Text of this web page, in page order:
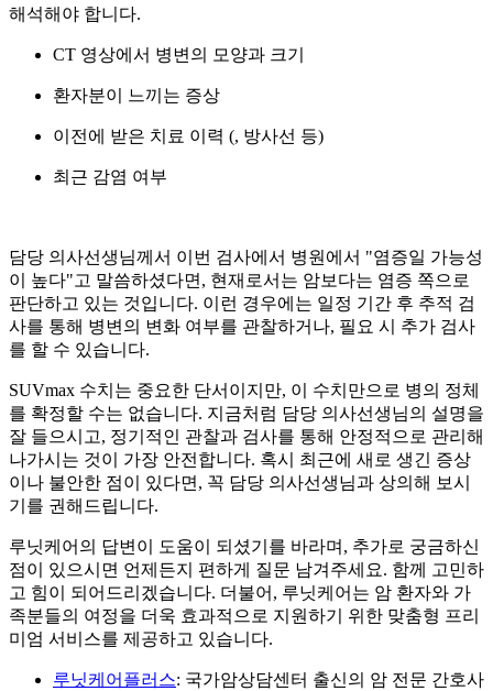
해석해야 합니다.
CT 영상에서 병변의 모양과 크기
환자분이 느끼는 증상
이전에 받은 치료 이력 (, 방사선 등)
최근 감염 여부
담당 의사선생님께서 이번 검사에서 병원에서 "염증일 가능성
이 높다"고 말씀하셨다면, 현재로서는 암보다는 염증 쪽으로
판단하고 있는 것입니다. 이런 경우에는 일정 기간 후 추적 검
사를 통해 병변의 변화 여부를 관찰하거나, 필요 시 추가 검사
를 할 수 있습니다.
SUVmax 수치는 중요한 단서이지만, 이 수치만으로 병의 정체
를 확정할 수는 없습니다. 지금처럼 담당 의사선생님의 설명을
잘 들으시고, 정기적인 관찰과 검사를 통해 안정적으로 관리해
나가시는 것이 가장 안전합니다. 혹시 최근에 새로 생긴 증상
이나 불안한 점이 있다면, 꼭 담당 의사선생님과 상의해 보시
기를 권해드립니다.
루닛케어의 답변이 도움이 되셨기를 바라며, 추가로 궁금하신
점이 있으시면 언제든지 편하게 질문 남겨주세요. 함께 고민하
고 힘이 되어드리겠습니다. 더불어, 루닛케어는 암 환자와 가
족분들의 여정을 더욱 효과적으로 지원하기 위한 맞춤형 프리
미엄 서비스를 제공하고 있습니다.
루닛케어플러스: 국가암상담센터 출신의 암 전문 간호사